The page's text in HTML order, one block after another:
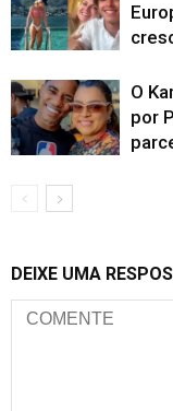
O
por
DEIXE UMA